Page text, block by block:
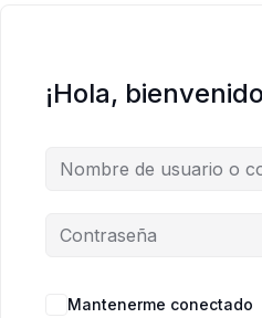
¡Hola,
Mantenerme conectado